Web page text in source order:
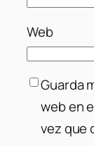
Web
Guarda
web en
vez que